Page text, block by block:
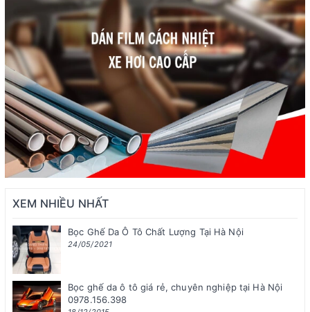
XEM NHIỀU NHẤT
Bọc Ghế Da Ô Tô Chất Lượng Tại Hà Nội
24/05/2021
Bọc ghế da ô tô giá rẻ, chuyên nghiệp tại Hà Nội
0978.156.398